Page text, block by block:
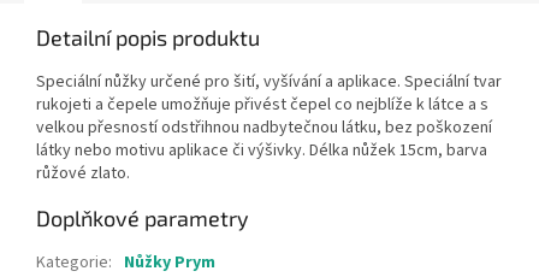
Detailní popis produktu
Speciální nůžky určené pro šití, vyšívání a aplikace. Speciální tvar
rukojeti a čepele umožňuje přivést čepel co nejblíže k látce a s
velkou přesností odstřihnou nadbytečnou látku, bez poškození
látky nebo motivu aplikace či výšivky. Délka nůžek 15cm, barva
růžové zlato.
Doplňkové parametry
Kategorie: Nůžky Prym